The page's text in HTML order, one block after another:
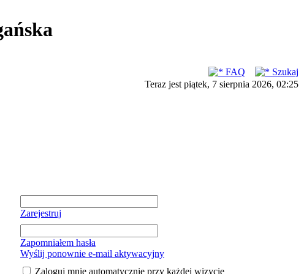
FAQ
Szukaj
Teraz jest piątek, 7 sierpnia 2026, 02:25
Zarejestruj
Zapomniałem hasła
Wyślij ponownie e-mail aktywacyjny
Zaloguj mnie automatycznie przy każdej wizycie